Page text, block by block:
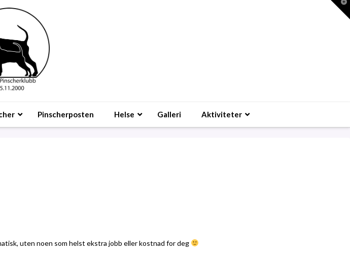
Pinscherposten Helse Galleri Aktiviteter
uten noen som helst ekstra jobb eller kostnad for deg